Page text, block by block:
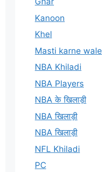
Kanoon
Khel
Masti karne wale
NBA Khiladi
NBA Players
NBA के खिलाड़ी
NBA खिलाड़ी
NBA खिलाड़ी
NFL Khiladi
PC